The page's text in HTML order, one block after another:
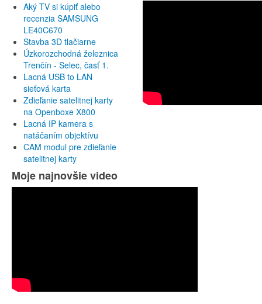
Aký TV si kúpiť alebo
recenzia SAMSUNG
LE40C670
Stavba 3D tlačiarne
Úzkorozchodná železnica
Trenčín - Selec, časť 1.
Lacná USB to LAN
sieťová karta
Zdieľanie satelitnej karty
na Openboxe X800
Lacná IP kamera s
natáčaním objektívu
CAM modul pre zdieľanie
satelitnej karty
Moje najnovšie video